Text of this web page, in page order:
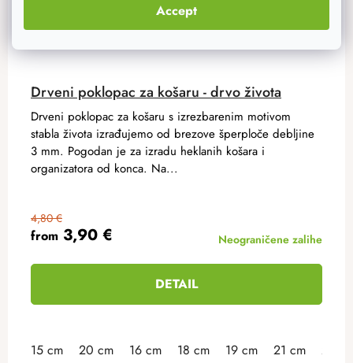
Accept
Drveni poklopac za košaru - drvo života
from 3,90 €
4,80 €
Neograničene zalihe
DETAIL
Drveni poklopac za košaru s izrezbarenim motivom
stabla života izrađujemo od brezove šperploče debljine
3 mm. Pogodan je za izradu heklanih košara i
organizatora od konca. Na...
15 cm 20 cm 16 cm 18 cm 19 cm 21 cm 23